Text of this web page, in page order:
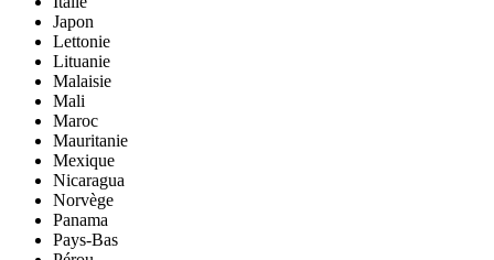
Japon
Lettonie
Lituanie
Malaisie
Mali
Maroc
Mauritanie
Mexique
Nicaragua
Norvège
Panama
Pays-Bas